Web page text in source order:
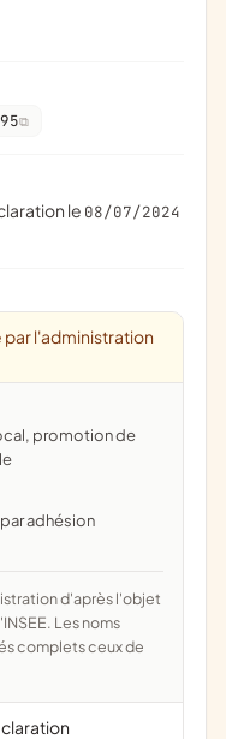
le 08/07/2024
l'administration
adhésion
Les noms
complets ceux de